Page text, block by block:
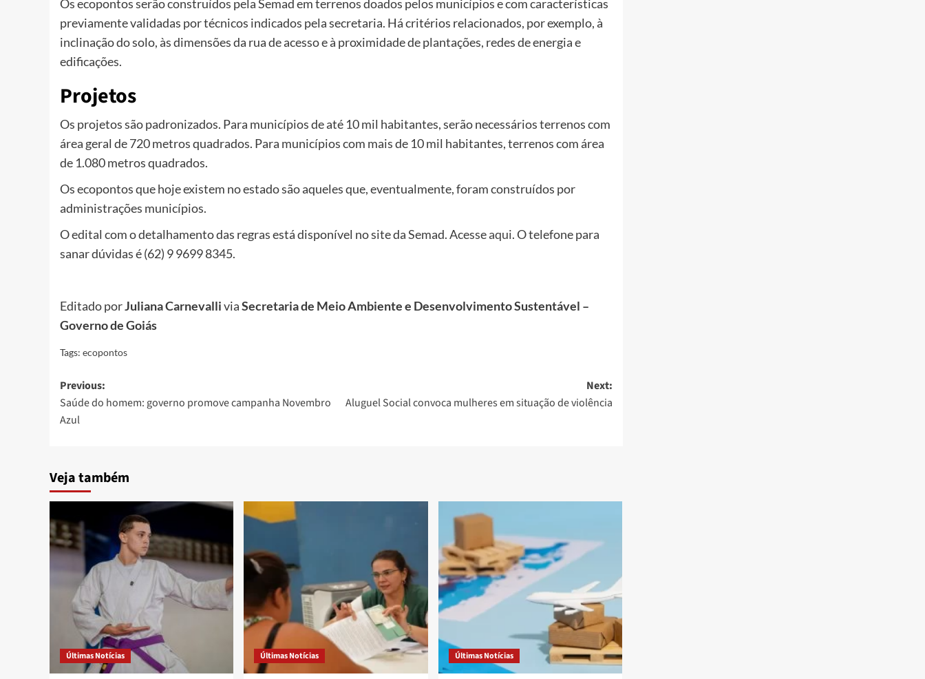
Os ecopontos serão construídos pela Semad em terrenos doados pelos municípios e com características
previamente validadas por técnicos indicados pela secretaria. Há critérios relacionados, por exemplo, à
inclinação do solo, às dimensões da rua de acesso e à proximidade de plantações, redes de energia e
edificações.
Projetos
Os projetos são padronizados. Para municípios de até 10 mil habitantes, serão necessários terrenos com
área geral de 720 metros quadrados. Para municípios com mais de 10 mil habitantes, terrenos com área
de 1.080 metros quadrados.
Os ecopontos que hoje existem no estado são aqueles que, eventualmente, foram construídos por
administrações municípios.
O edital com o detalhamento das regras está disponível no site da Semad. Acesseaqui. O telefone para
sanar dúvidas é (62) 9 9699 8345.
Editado porJuliana CarnevalliviaSecretaria de Meio Ambiente e Desenvolvimento Sustentável –
Governo de Goiás
Tags: ecopontos
Post
navigation
Previous:
Saúde do homem: governo promove campanha Novembro
Azul
Next:
Aluguel Social convoca mulheres em situação de violência
Veja também
Últimas Notícias Últimas Notícias Últimas Notícias